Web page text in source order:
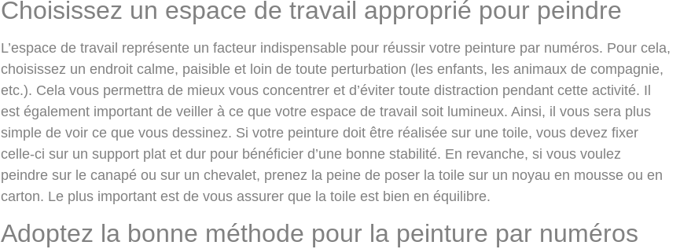
Choisissez un espace de travail approprié pour peindre
L’espace de travail représente un facteur indispensable pour réussir votre peinture par numéros. Pour cela,
choisissez un endroit calme, paisible et loin de toute perturbation (les enfants, les animaux de compagnie,
etc.). Cela vous permettra de mieux vous concentrer et d’éviter toute distraction pendant cette activité. Il
est également important de veiller à ce que votre espace de travail soit lumineux. Ainsi, il vous sera plus
simple de voir ce que vous dessinez. Si votre peinture doit être réalisée sur une toile, vous devez fixer
celle-ci sur unsupport plat et dur pour bénéficier d’une bonne stabilité. En revanche, si vous voulez
peindre sur le canapé ou sur un chevalet, prenez la peine de poser la toile sur un noyau en mousse ou en
carton. Le plus important est de vous assurer que la toile est bien en équilibre.
Adoptez la bonne méthode pour la peinture par numéros